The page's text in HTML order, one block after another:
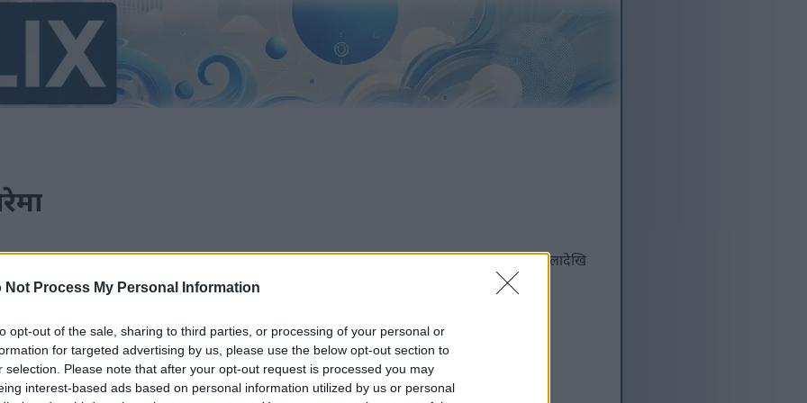
Not Process My Personal Information
opt-out of the sale, sharing to third parties, or processing of your personal or
for targeted advertising by us, please use the below opt-out section to
selection. Please note that after your opt-out request is processed you may
interest-based ads based on personal information utilized by us or personal
ब्लग र साना एक-पृष्ठ परियोजनाहरू भण्डारण र प्रकाशित गर्ने ठाउँको रूपमा सिर्जना गरिएको थियो। त्यसबेलादेखि
गरेको छ, तर हालको संस्करण जनवरी २०२५ मा लाइभ भयो।
पहुँचयोग्य बनाउनको लागि अंग्रेजीबाट मेसिन अनुवाद गरिएको थियो। दुर्भाग्यवश, मेसिन अनुवाद अझै
त्रुटिहरू हुन सक्छन्। यदि तपाईं चाहनुहुन्छ भने, तपाईं यहाँ मूल अंग्रेजी संस्करण हेर्न सक्नुहुन्छ: